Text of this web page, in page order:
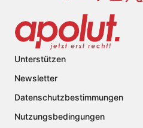
Unterstützen
Newsletter
Datenschutzbestimmungen
Nutzungsbedingungen